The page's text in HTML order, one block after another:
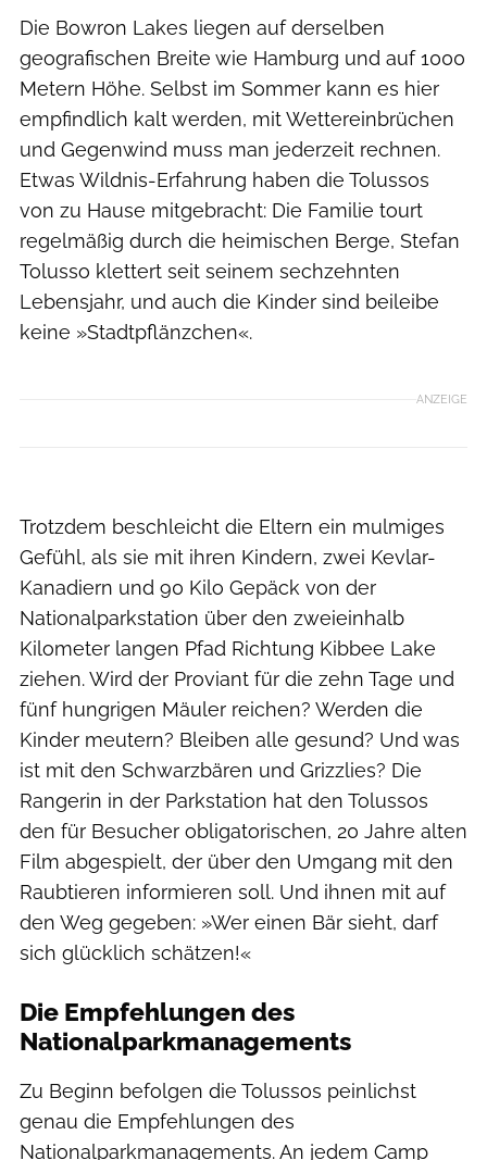
Die Bowron Lakes liegen auf derselben
geografischen Breite wie Hamburg und auf 1000
Metern Höhe. Selbst im Sommer kann es hier
empfindlich kalt werden, mit Wettereinbrüchen
und Gegenwind muss man jederzeit rechnen.
Etwas Wildnis-Erfahrung haben die Tolussos
von zu Hause mitgebracht: Die Familie tourt
regelmäßig durch die heimischen Berge, Stefan
Tolusso klettert seit seinem sechzehnten
Lebensjahr, und auch die Kinder sind beileibe
keine »Stadtpflänzchen«.
ANZEIGE
Trotzdem beschleicht die Eltern ein mulmiges
Gefühl, als sie mit ihren Kindern, zwei Kevlar-
Kanadiern und 90 Kilo Gepäck von der
Nationalparkstation über den zweieinhalb
Kilometer langen Pfad Richtung Kibbee Lake
ziehen. Wird der Proviant für die zehn Tage und
fünf hungrigen Mäuler reichen? Werden die
Kinder meutern? Bleiben alle gesund? Und was
ist mit den Schwarzbären und Grizzlies? Die
Rangerin in der Parkstation hat den Tolussos
den für Besucher obligatorischen, 20 Jahre alten
Film abgespielt, der über den Umgang mit den
Raubtieren informieren soll. Und ihnen mit auf
den Weg gegeben: »Wer einen Bär sieht, darf
sich glücklich schätzen!«
Die Empfehlungen des
Nationalparkmanagements
Zu Beginn befolgen die Tolussos peinlichst
genau die Empfehlungen des
Nationalparkmanagements. An jedem Camp